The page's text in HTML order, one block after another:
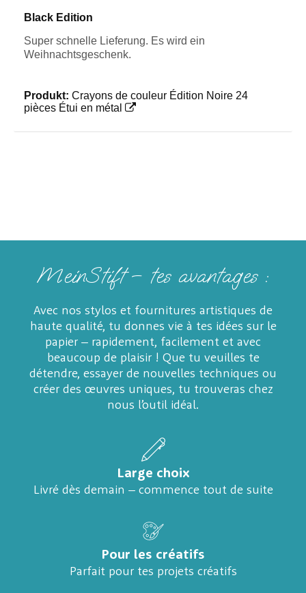
Black Edition
Super schnelle Lieferung. Es wird ein
Weihnachtsgeschenk.
Produkt: Crayons de couleur Édition Noire 24
pièces Étui en métal
MeinStift – tes avantages :
Avec nos stylos et fournitures artistiques de
haute qualité, tu donnes vie à tes idées sur le
papier – rapidement, facilement et avec
beaucoup de plaisir ! Que tu veuilles te
détendre, essayer de nouvelles techniques ou
créer des œuvres uniques, tu trouveras chez
nous l’outil idéal.
Large choix
Livré dès demain – commence tout de suite
Pour les créatifs
Parfait pour tes projets créatifs